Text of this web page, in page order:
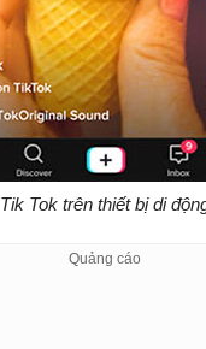
Tik Tok trên thiết bị di